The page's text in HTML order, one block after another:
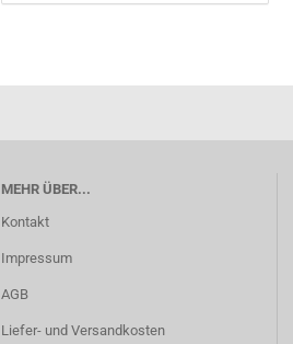
MEHR ÜBER...
Kontakt
Impressum
AGB
Liefer- und Versandkosten